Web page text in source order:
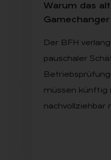
War­um das
Game­ch­an­ger
Der BFH
pauschaler
müssen künftig
nachvollziehbar